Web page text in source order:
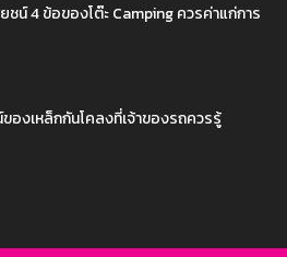
ชน์ 4 ข้อของโต๊ะ Camping ควรค่าแก่การ
ของเหล็กกันโคลงที่เจ้าของรถควรรู้